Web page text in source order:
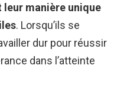
manière unique
. Lorsqu’ils se
dur pour réussir
dans l’atteinte